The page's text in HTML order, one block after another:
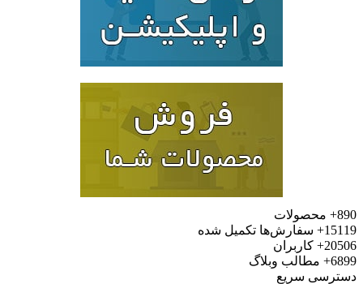
محصولات
سفارش‌ها تکمیل شده
کاربران
مطالب وبلاگ
سریع